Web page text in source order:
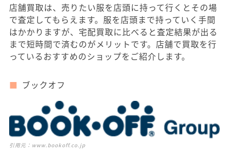
店舗買取は、売りたい服を店頭に持って行くとその場
で査定してもらえます。服を店頭まで持っていく手間
はかかりますが、宅配買取に比べると査定結果が出る
まで短時間で済むのがメリットです。店舗で買取を行
っているおすすめのショップをご紹介します。
ブックオフ
引用元： www.bookoff.co.jp